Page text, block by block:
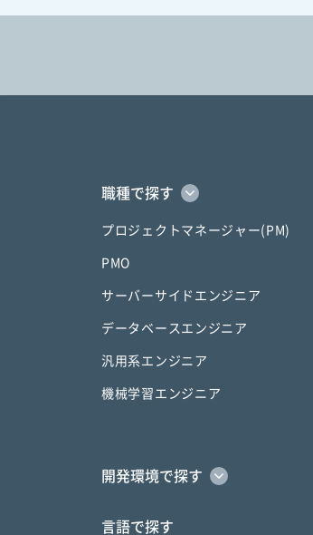
職種で探す
プロジェクトマネージャー(PM)
PMO
サーバーサイドエンジニア
データベースエンジニア
汎用系エンジニア
機械学習エンジニア
開発環境で探す
言語で探す